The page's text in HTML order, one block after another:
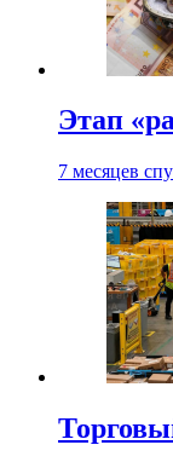
Этап
7 месяцев